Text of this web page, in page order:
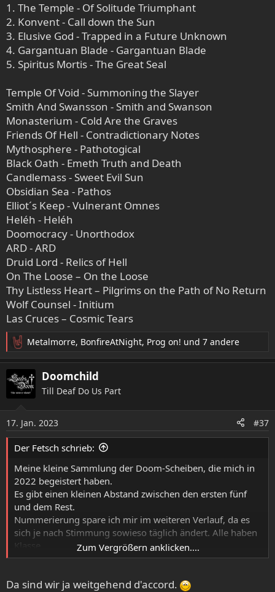
1. The Temple - Of Solitude Triumphant
2. Konvent - Call down the Sun
3. Elusive God - Trapped in a Future Unknown
4. Gargantuan Blade - Gargantuan Blade
5. Spiritus Mortis - The Great Seal
Temple Of Void - Summoning the Slayer
Smith And Swansson - Smith and Swanson
Monasterium - Cold Are the Graves
Friends Of Hell - Contradictionary Notes
Mythosphere - Pathotogical
Black Oath - Emeth Truth and Death
Candlemass - Sweet Evil Sun
Obsidian Sea - Pathos
Elliot´s Keep - Vulnerant Omnes
Heléh - Heléh
Doomocracy - Unorthodox
ARD - ARD
Druid Lord - Relics of Hell
On The Loose – On the Loose
Thy Listless Heart – Pilgrims on the Path of No Return
Wolf Counsel - Initium
Las Cruces – Cosmic Tears
R
e
a
k
t
n
e
n
Metalmorre, BonfireAtNight, Prog on! und 7 andere
Doomchild
Till Deaf Do Us Part
17. Jan. 2023 #37
Der Fetsch schrieb:
Meine kleine Sammlung der Doom-Scheiben, die mich in
2022 begeistert haben.
Es gibt einen kleinen Abstand zwischen den ersten fünf
und dem Rest.
Nummerierung spare ich mir im weiteren Verlauf, da es
sich je nach Stimmung sowieso täglich ändert. Alle haben
Klasse.
2. Konvent - Call down the Sun
Zum Vergrößern anklicken....
Da sind wir ja weitgehend d'accord.